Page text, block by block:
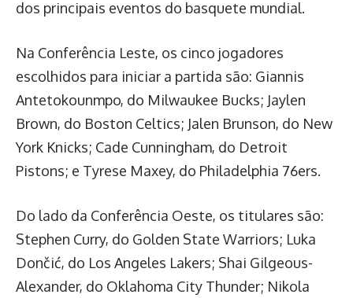
dos principais eventos do basquete mundial.
Na Conferência Leste, os cinco jogadores
escolhidos para iniciar a partida são: Giannis
Antetokounmpo, do Milwaukee Bucks; Jaylen
Brown, do Boston Celtics; Jalen Brunson, do New
York Knicks; Cade Cunningham, do Detroit
Pistons; e Tyrese Maxey, do Philadelphia 76ers.
Do lado da Conferência Oeste, os titulares são:
Stephen Curry, do Golden State Warriors; Luka
Dončić, do Los Angeles Lakers; Shai Gilgeous-
Alexander, do Oklahoma City Thunder; Nikola